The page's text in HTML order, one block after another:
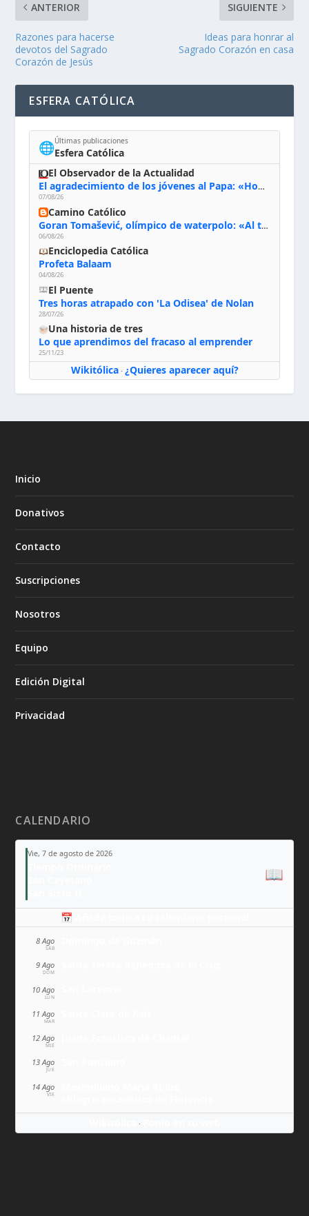
ANTERIOR
Razones para hacerse
devotos del Sagrado
Corazón de Jesús
SIGUIENTE
Ideas para honrar al
Sagrado Corazón en casa
ESFERA CATÓLICA
🌐Últimas publicaciones
Esfera Católica
El Observador de la Actualidad
El agradecimiento de los jóvenes al Papa: «Hoy nos sentimos Iglesia»
07/08/26
Camino Católico
Goran Tomašević, olímpico de waterpolo: «Al terminar el Camino de Santiago entregué mi vida a Cristo; hablé con Dios y le dije: ‘Estoy listo; estoy a tu servicio. Puedo llevar lo que sea necesario para ti’»
06/08/26
Enciclopedia Católica
Profeta Balaam
04/08/26
El Puente
Tres horas atrapado con 'La Odisea' de Nolan
28/07/26
Una historia de tres
Lo que aprendimos del fracaso al emprender
25/11/23
Wikitólica· ¿Quieres aparecer aquí?
Inicio
Donativos
Contacto
Suscripciones
Nosotros
Equipo
Edición Digital
Privacidad
CALENDARIO
Vie, 7 de agosto de 2026
📖
📅 Añade todo a tu calendario personal
8 Ago
SÁB
9 Ago
DOM
10 Ago
LUN
11 Ago
MAR
12 Ago
MIÉ
13 Ago
JUE
14 Ago
VIE
·